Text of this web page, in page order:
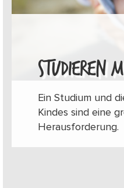
STUDIEREN
Ein Studium und
Kindes sind eine
Herausforderung.